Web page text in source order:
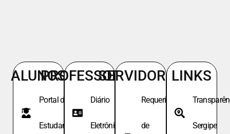
ALUNOS
Portal do
Estudante
PROFESSORES
Diário
Eletrônico
SERVIDORES
Requeri.
de
LINKS
Sergipe